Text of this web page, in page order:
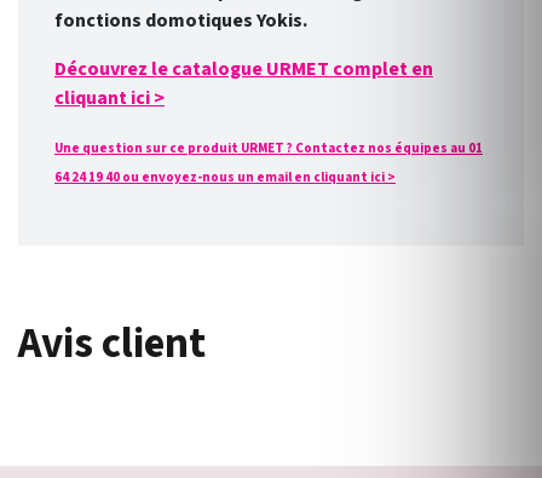
fonctions domotiques Yokis.
Découvrez le catalogue URMET complet en
cliquant ici >
Une question sur ce produit URMET ? Contactez nos équipes au 01
64 24 19 40 ou envoyez-nous un email en cliquant ici >
Avis client